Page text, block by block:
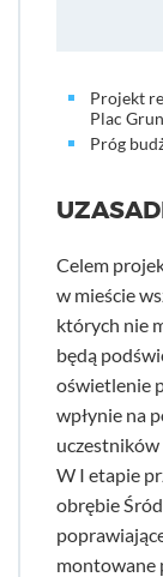
Projekt
Plac
Próg
Celem
w mieście
których nie
będą
oświetlenie
wpłynie na
uczestników
W I etapie
obrębie
montowane